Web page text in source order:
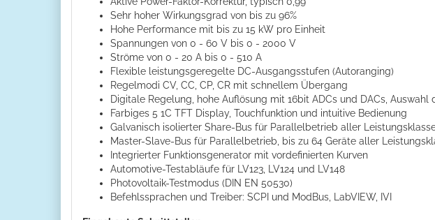
Sehr hoher Wirkungsgrad von bis zu 96%
Hohe Performance mit bis zu 15 kW pro Einheit
Spannungen von 0 - 60 V bis 0 - 2000 V
Ströme von 0 - 20 A bis 0 - 510 A
Flexible leistungsgeregelte DC-Ausgangsstufen (Autoranging)
Regelmodi CV, CC, CP, CR mit schnellem Übergang
Digitale Regelung, hohe Auflösung mit 16bit ADCs und DACs,
Farbiges 5 1C TFT Display, Touchfunktion und intuitive Bedienung
Galvanisch isolierter Share-Bus für Parallelbetrieb aller
Master-Slave-Bus für Parallelbetrieb, bis zu 64 Geräte aller
Integrierter Funktionsgenerator mit vordefinierten Kurven
Automotive-Testabläufe für LV123, LV124 und LV148
Photovoltaik-Testmodus (DIN EN 50530)
Befehlssprachen und Treiber: SCPI und ModBus, LabVIEW, IVI